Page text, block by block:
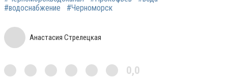
#водоснабжение
#Черноморск
Анастасия Стрелецкая
0,0